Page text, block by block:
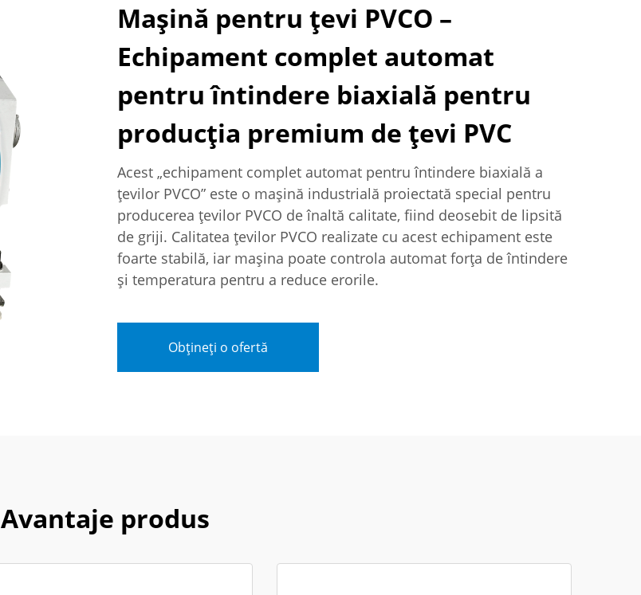
Mașină pentru țevi PVCO –
Echipament complet automat
pentru întindere biaxială pentru
producția premium de țevi PVC
Acest „echipament complet automat pentru întindere biaxială a
țevilor PVCO” este o mașină industrială proiectată special pentru
producerea țevilor PVCO de înaltă calitate, fiind deosebit de lipsită
de griji. Calitatea țevilor PVCO realizate cu acest echipament este
foarte stabilă, iar mașina poate controla automat forța de întindere
și temperatura pentru a reduce erorile.
Obțineți o ofertă
Avantaje produs